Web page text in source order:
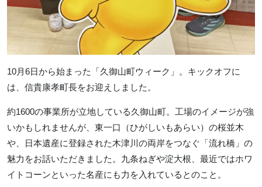
10月6日から始まった「久御山町ウィーク」。キックオフに
は、信貴康孝町長をお迎えしました。
約1600の事業所が立地している久御山町。工場のイメージが強
いかもしれませんが、東一口（ひがしいもあらい）の桜並木
や、日本遺産に登録された木津川の両岸をつなぐ「流れ橋」の
魅力をお話いただきました。九条ねぎや淀大根、最近ではホワ
イトコーンといった名産にも力を入れているとのこと。